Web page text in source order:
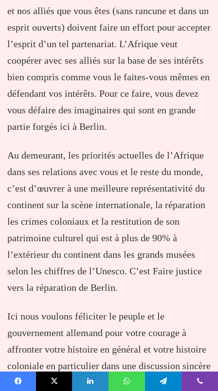
et nos alliés que vous êtes (sans rancune et dans un
esprit ouverts) doivent faire un effort pour accepter
l’esprit d’un tel partenariat. L’Afrique veut
coopérer avec ses alliés sur la base de ses intérêts
bien compris comme vous le faites-vous mêmes en
défendant vos intérêts. Pour ce faire, vous devez
vous défaire des imaginaires qui sont en grande
partie forgés ici à Berlin.
Au demeurant, les priorités actuelles de l’Afrique
dans ses relations avec vous et le reste du monde,
c’est d’œuvrer à une meilleure représentativité du
continent sur la scène internationale, la réparation
les crimes coloniaux et la restitution de son
patrimoine culturel qui est à plus de 90% à
l’extérieur du continent dans les grands musées
selon les chiffres de l’Unesco. C’est Faire justice
vers la réparation de Berlin.
Ici nous voulons féliciter le peuple et le
gouvernement allemand pour votre courage à
affronter votre histoire en général et votre histoire
coloniale en particulier dans une discussion sincère
et franche avec certaines de nos anciennes colonies